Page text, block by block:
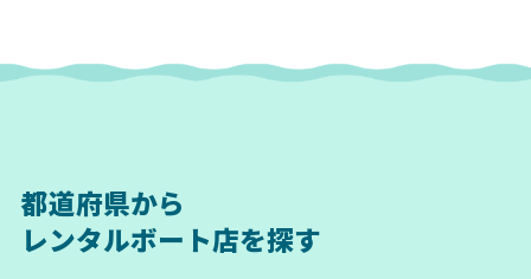
都道府県から
レンタルボート店を探す